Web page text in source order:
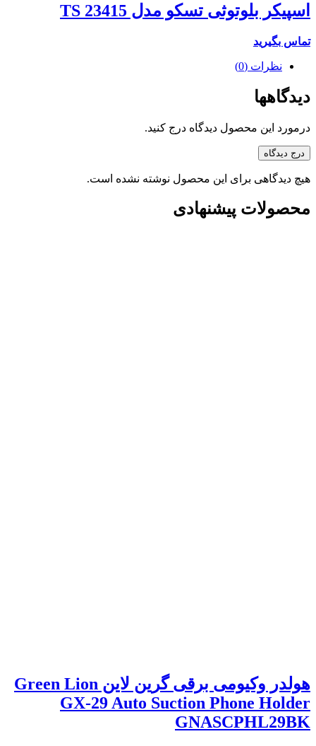
اسپیکر بلوتوثی تسکو مدل TS 23415
تماس بگیرید
نظرات (0)
دیدگاهها
درمورد این محصول دیدگاه درج کنید.
درج دیدگاه
هیچ دیدگاهی برای این محصول نوشته نشده است.
محصولات پیشنهادی
هولدر وکیومی برقی گرین لاین Green Lion
GX-29 Auto Suction Phone Holder
GNASCPHL29BK